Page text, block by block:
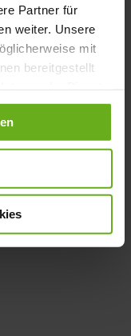
Partner für
weiter. Unsere
mit
bereitgestellt
our customer